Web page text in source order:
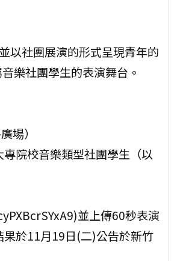
社團展演的形式呈現青年的
樂社團學生的表演舞台。
場）
院校音樂類型社團學生（以
並上傳60秒表演
於11月19日(二)公告於新竹